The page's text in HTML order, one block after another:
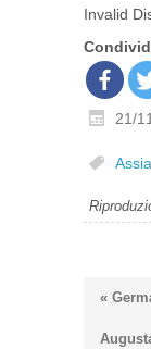
Invalid
21/
Assia
«